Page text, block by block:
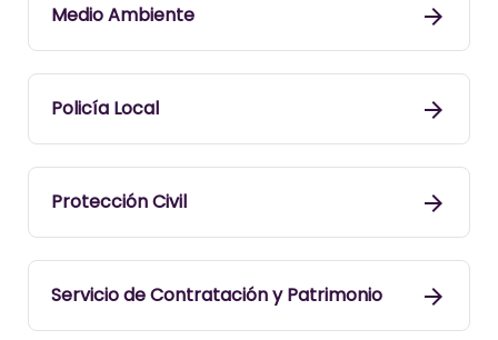
Medio Ambiente
Policía Local
Protección Civil
Servicio de Contratación y Patrimonio